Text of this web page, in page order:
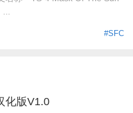
#SFC
化版V1.0